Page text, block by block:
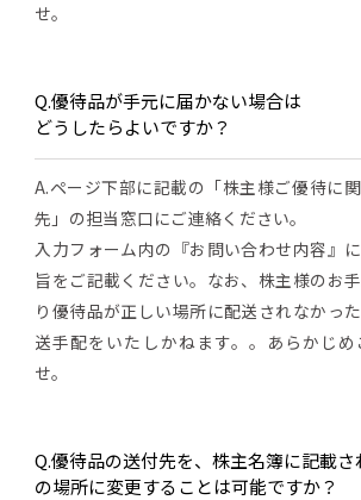
せ。
Q.優待品が手元に届かない場合は
どうしたらよいですか？
A.ページ下部に記載の「株主様ご優待に
先」の担当窓口にご連絡ください。
入力フォーム内の『お問い合わせ内容』
旨をご記載ください。なお、株主様のお
り優待品が正しい場所に配送されなかっ
送手配をいたしかねます。。あらかじ
せ。
Q.優待品の送付先を、株主名簿に記載
の場所に変更することは可能ですか？